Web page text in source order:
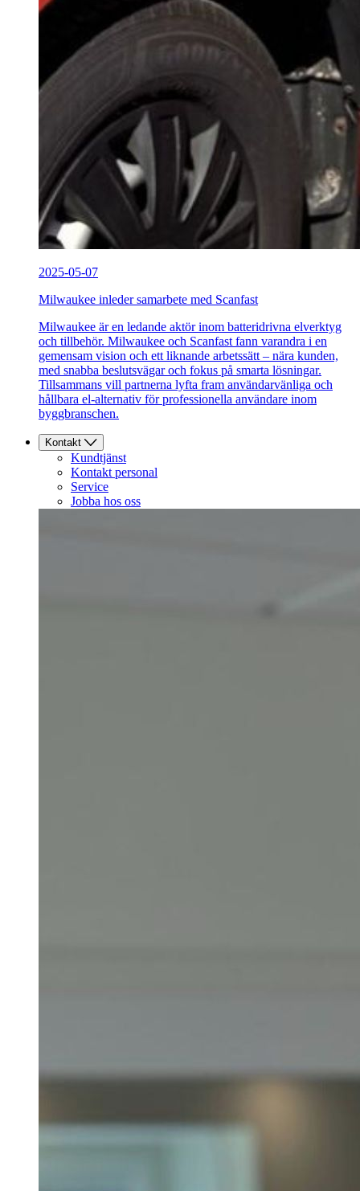
2025-05-07
Milwaukee inleder samarbete med Scanfast
Milwaukee är en ledande aktör inom batteridrivna elverktyg
och tillbehör. Milwaukee och Scanfast fann varandra i en
gemensam vision och ett liknande arbetssätt – nära kunden,
med snabba beslutsvägar och fokus på smarta lösningar.
Tillsammans vill partnerna lyfta fram användarvänliga och
hållbara el-alternativ för professionella användare inom
byggbranschen.
Kontakt
Kundtjänst
Kontakt personal
Service
Jobba hos oss